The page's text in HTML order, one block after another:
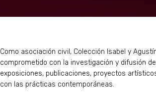
Como asociación civil, Colección Isabel y
comprometido con la investigación y difusión
exposiciones, publicaciones, proyectos
con las prácticas contemporáneas.